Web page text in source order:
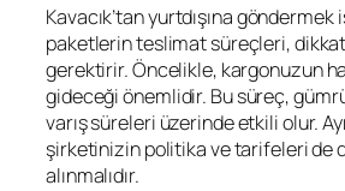
Kavacık’tan yurtdışına
paketlerin teslimat süreçleri,
gerektirir. Öncelikle, kargonuzun
gideceği önemlidir. Bu süreç,
varış süreleri üzerinde etkili olur.
şirketinizin politika ve tarifeleri de
alınmalıdır.